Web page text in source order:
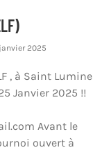
2025
, à Saint Lumine
Janvier 2025 !!
Avant le
ouvert à